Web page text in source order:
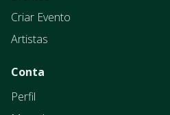
Criar Evento
Artistas
Conta
Perfil